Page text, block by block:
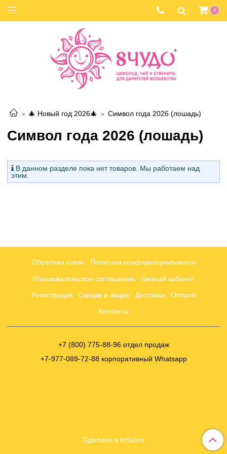
0
🎄 Новый год 2026🎄 Символ года 2026 (лошадь)
Символ года 2026 (лошадь)
В данном разделе пока нет товаров. Мы работаем над
этим.
Обратная связь Политика конфиденциальности
Пользовательское соглашение Личный кабинет
Регистрация Скидки и акции Доставка Оплата
Контакты
+7 (800) 775-88-96 отдел продаж
+7-977-089-72-88 корпоративный Whatsapp
Сделано в InSales